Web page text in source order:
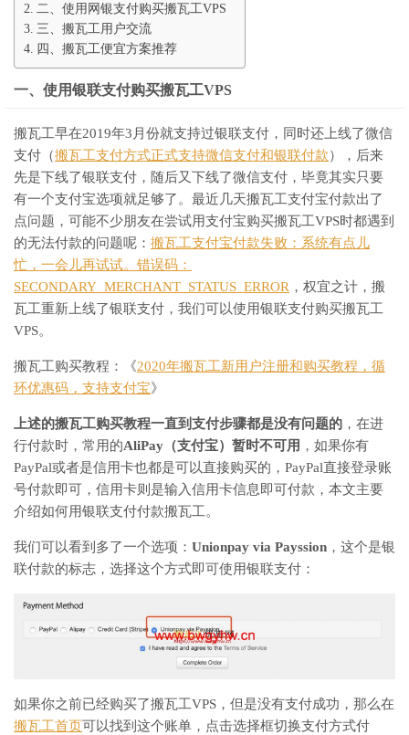
二、使用网银支付购买搬瓦工VPS
三、搬瓦工用户交流
四、搬瓦工便宜方案推荐
一、使用银联支付购买搬瓦工VPS
搬瓦工早在2019年3月份就支持过银联支付，同时还上线了微信
支付（搬瓦工支付方式正式支持微信支付和银联付款），后来
先是下线了银联支付，随后又下线了微信支付，毕竟其实只要
有一个支付宝选项就足够了。最近几天搬瓦工支付宝付款出了
点问题，可能不少朋友在尝试用支付宝购买搬瓦工VPS时都遇到
的无法付款的问题呢： 搬瓦工支付宝付款失败：系统有点儿
忙，一会儿再试试。错误码：
SECONDARY_MERCHANT_STATUS_ERROR ，权宜之计，搬
瓦工重新上线了银联支付，我们可以使用银联支付购买搬瓦工
VPS。
搬瓦工购买教程：《2020年搬瓦工新用户注册和购买教程，循
环优惠码，支持支付宝》
上述的搬瓦工购买教程一直到支付步骤都是没有问题的 ，在进
行付款时，常用的AliPay（支付宝）暂时不可用 ，如果你有
PayPal或者是信用卡也都是可以直接购买的，PayPal直接登录账
号付款即可，信用卡则是输入信用卡信息即可付款，本文主要
介绍如何用银联支付付款搬瓦工。
我们可以看到多了一个选项： Unionpay via Payssion ，这个是银
联付款的标志，选择这个方式即可使用银联支付：
如果你之前已经购买了搬瓦工VPS，但是没有支付成功，那么在
搬瓦工首页可以找到这个账单，点击选择框切换支付方式付